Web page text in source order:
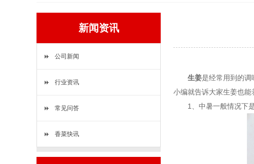
新闻资讯
公司新闻
行业资讯
常见问答
香菜快讯
生姜是经常用到的调
小编就告诉大家生姜也能
1、中暑一般情况下是